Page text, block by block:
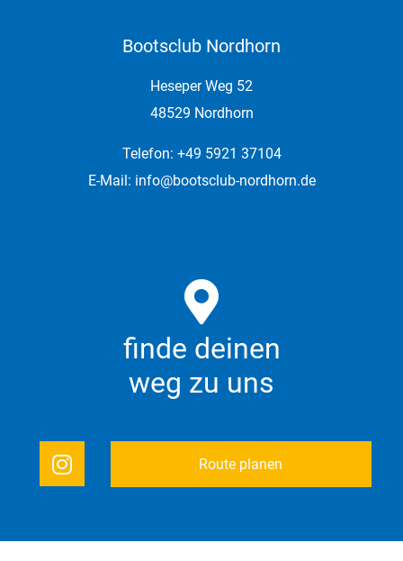
Bootsclub Nordhorn
Heseper Weg 52
48529 Nordhorn
Telefon: +49 5921 37104
E-Mail: info@bootsclub-nordhorn.de
finde deinen
weg zu uns
Route planen